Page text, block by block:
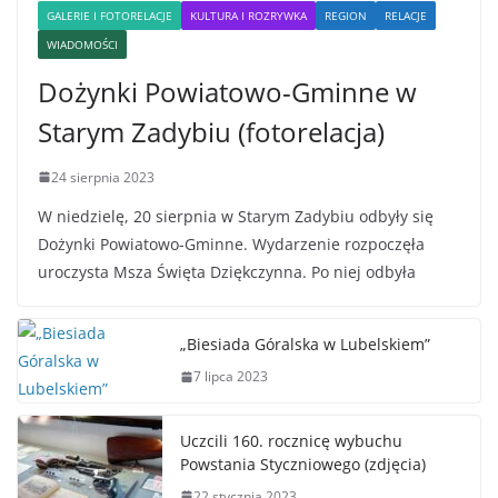
GALERIE I FOTORELACJE KULTURA I ROZRYWKA REGION
RELACJE
WIADOMOŚCI
Dożynki Powiatowo-Gminne w
Starym Zadybiu (fotorelacja)
24 sierpnia 2023
W niedzielę, 20 sierpnia w Starym Zadybiu odbyły się
Dożynki Powiatowo-Gminne. Wydarzenie rozpoczęła
uroczysta Msza Święta Dziękczynna. Po niej odbyła
„Biesiada Góralska w Lubelskiem”
7 lipca 2023
Uczcili 160. rocznicę wybuchu
Powstania Styczniowego (zdjęcia)